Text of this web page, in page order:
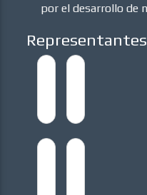
por el desarrollo de
Representantes